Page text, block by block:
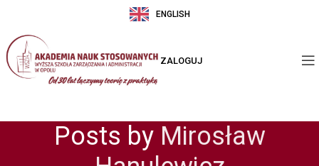
ENGLISH
ZALOGUJ
Posts by Mirosław